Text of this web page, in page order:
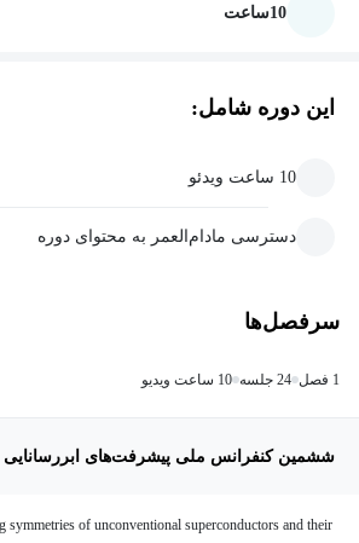
10ساعت
این دوره شامل:
10 ساعت ویدئو
دسترسی مادام‌العمر به محتوای دوره
سرفصل‌ها
1 فصل 24 جلسه 10 ساعت ویدیو
ششمین کنفرانس ملی پیشرفت‌های
symmetries of unconventional superconductors and their